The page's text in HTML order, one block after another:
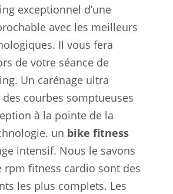
exceptionnel d’une
avec les meilleurs
Il vous fera
de votre séance de
Un carénage ultra
des courbes somptueuses
à la pointe de la
un bike fitness
intensif. Nous le savons
rpm fitness cardio sont des
les plus complets. Les